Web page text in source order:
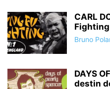
CARL
Fighting
Bruno
DAYS
destin